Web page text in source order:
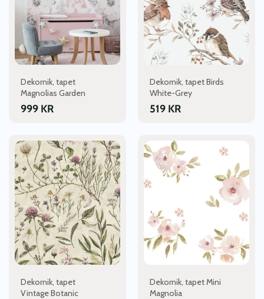
Dekornik, tapet
Magnolias Garden
999 KR
Dekornik, tapet Birds
White-Grey
519 KR
Dekornik, tapet
Vintage Botanic
Dekornik, tapet Mini
Magnolia